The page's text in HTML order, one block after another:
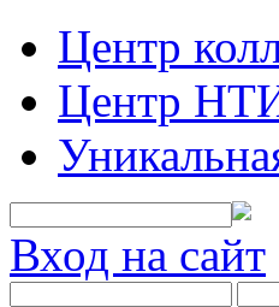
Центр
Центр
Вход на сайт